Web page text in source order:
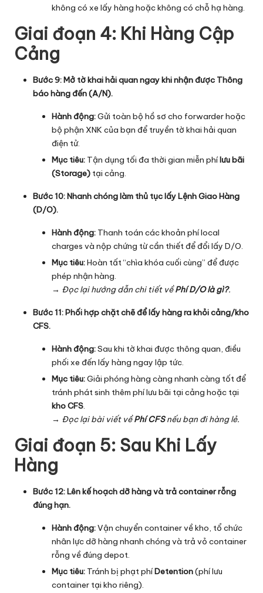
không có xe lấy hàng hoặc không có chỗ hạ hàng.
Giai đoạn 4: Khi Hàng Cập
Cảng
Bước 9: Mở tờ khai hải quan ngay khi nhận được Thông
báo hàng đến (A/N).
Hành động:Gửi toàn bộ hồ sơ cho forwarder hoặc
bộ phận XNK của bạn để truyền tờ khai hải quan
điện tử.
Mục tiêu: Tận dụng tối đa thời gian miễn phílưu bãi
(Storage) tại cảng.
Bước 10: Nhanh chóng làm thủ tục lấy Lệnh Giao Hàng
(D/O).
Hành động: Thanh toán các khoản phí local
charges và nộp chứng từ cần thiết để đổi lấy D/O.
Mục tiêu:Hoàn tất “chìa khóa cuối cùng” để được
phép nhận hàng.
→ Đọc lại hướng dẫn chi tiết vềPhí D/O là gì?.
Bước 11: Phối hợp chặt chẽ để lấy hàng ra khỏi cảng/kho
CFS.
Hành động:Sau khi tờ khai được thông quan, điều
phối xe đến lấy hàng ngay lập tức.
Mục tiêu:Giải phóng hàng càng nhanh càng tốt để
tránh phát sinh thêm phí lưu bãi tại cảng hoặc tại
kho CFS.
→ Đọc lại bài viết vềPhí CFSnếu bạn đi hàng lẻ.
Giai đoạn 5: Sau Khi Lấy
Hàng
Bước 12: Lên kế hoạch dỡ hàng và trả container rỗng
đúng hạn.
Hành động:Vận chuyển container về kho, tổ chức
nhân lực dỡ hàng nhanh chóng và trả vỏ container
rỗng về đúng depot.
Mục tiêu: Tránh bị phạt phíDetention(phí lưu
container tại kho riêng).